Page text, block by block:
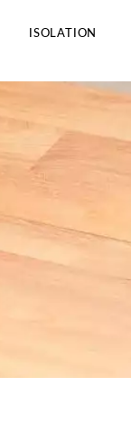
ISOLATION